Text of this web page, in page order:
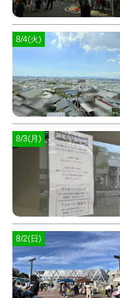
8/4(火)
8/3(月)
8/2(日)